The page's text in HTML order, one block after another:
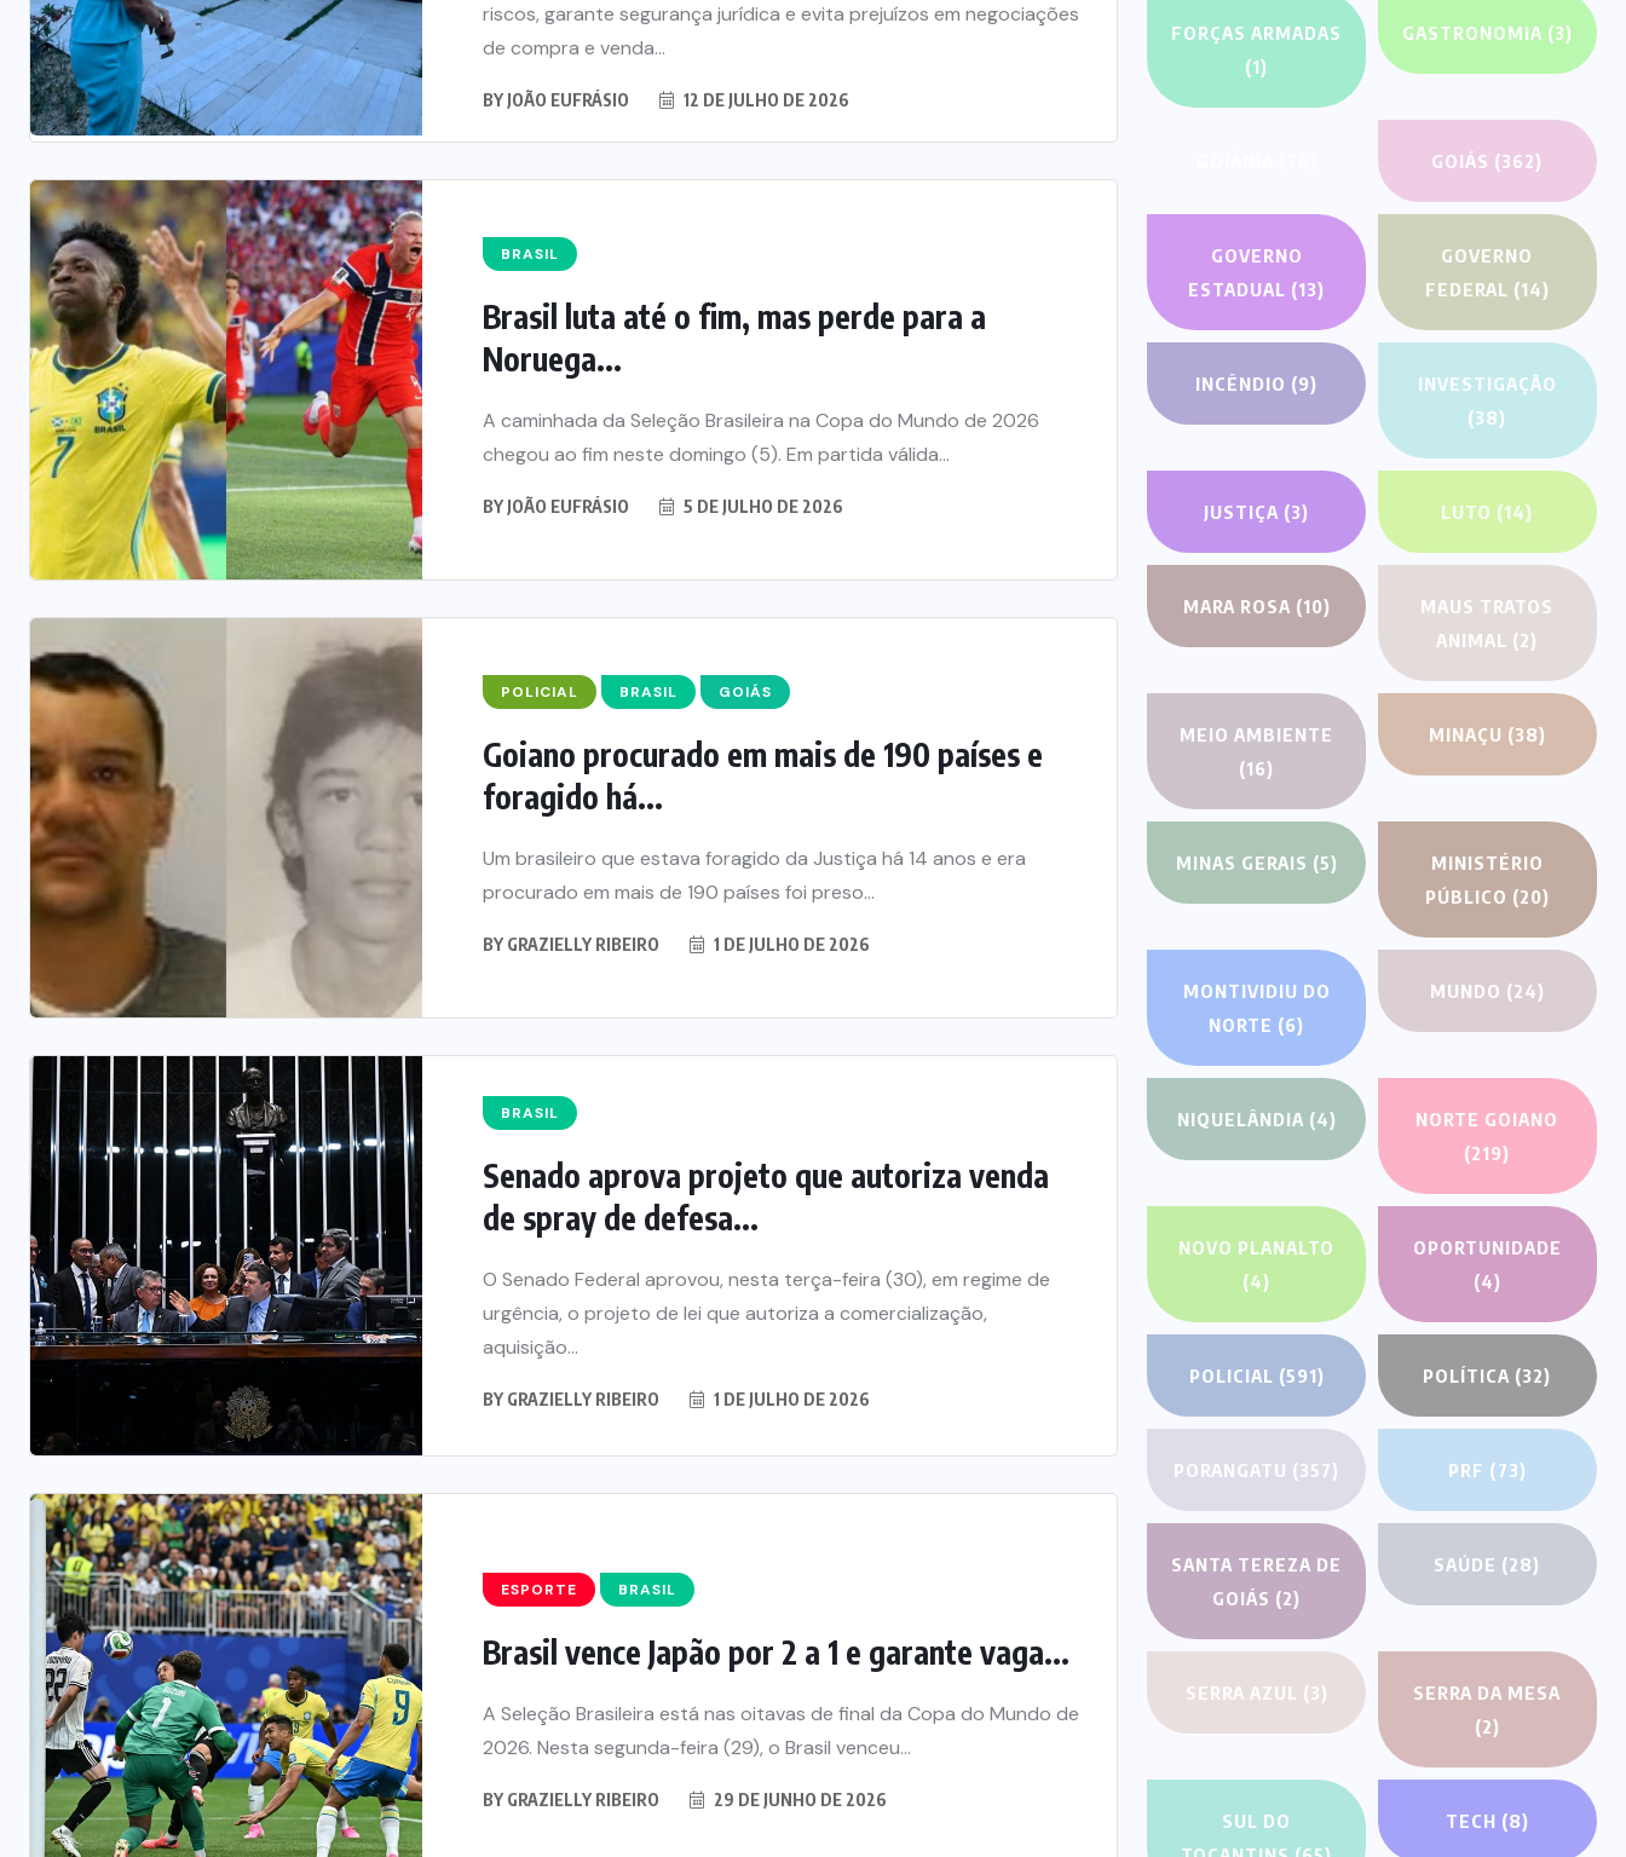
riscos, garante segurança jurídica e evita prejuízos em negociações
de compra e venda...
BY JOÃO EUFRÁSIO 12 DE JULHO DE 2026
BRASIL
Brasil luta até o fim, mas perde para a
Noruega...
A caminhada da Seleção Brasileira na Copa do Mundo de 2026
chegou ao fim neste domingo (5). Em partida válida...
BY JOÃO EUFRÁSIO 5 DE JULHO DE 2026
POLICIAL BRASIL GOIÁS
Goiano procurado em mais de 190 países e
foragido há...
Um brasileiro que estava foragido da Justiça há 14 anos e era
procurado em mais de 190 países foi preso...
BY GRAZIELLY RIBEIRO 1 DE JULHO DE 2026
BRASIL
Senado aprova projeto que autoriza venda
de spray de defesa...
O Senado Federal aprovou, nesta terça-feira (30), em regime de
urgência, o projeto de lei que autoriza a comercialização,
aquisição...
BY GRAZIELLY RIBEIRO 1 DE JULHO DE 2026
ESPORTE BRASIL
Brasil vence Japão por 2 a 1 e garante vaga...
A Seleção Brasileira está nas oitavas de final da Copa do Mundo de
2026. Nesta segunda-feira (29), o Brasil venceu...
BY GRAZIELLY RIBEIRO 29 DE JUNHO DE 2026
FORÇAS ARMADAS
(1)
GASTRONOMIA (3)
GOIÁS (362)
GOVERNO
ESTADUAL (13)
GOVERNO
FEDERAL (14)
INCÊNDIO (9)
INVESTIGAÇÃO
(38)
JUSTIÇA (3) LUTO (14)
MARA ROSA (10)
MAUS TRATOS
ANIMAL (2)
MEIO AMBIENTE
(16)
MINAÇU (38)
MINAS GERAIS (5)
MINISTÉRIO
PÚBLICO (20)
MONTIVIDIU DO
NORTE (6)
MUNDO (24)
NIQUELÂNDIA (4)
NORTE GOIANO
(219)
NOVO PLANALTO
(4)
OPORTUNIDADE
(4)
POLICIAL (591) POLÍTICA (32)
PORANGATU (357) PRF (73)
SANTA TEREZA DE
GOIÁS (2)
SAÚDE (28)
SERRA AZUL (3)
SERRA DA MESA
(2)
SUL DO
TECH (8)